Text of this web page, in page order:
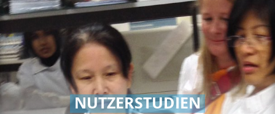
NUTZERSTUDIEN